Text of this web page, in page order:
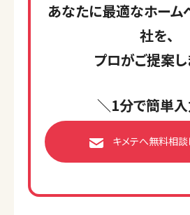
あなたに最適なホーム
社を、
プロがご提案し
＼1分で簡単
キメテへ無料相談